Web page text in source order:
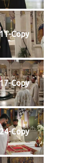
Copy
Copy
Copy